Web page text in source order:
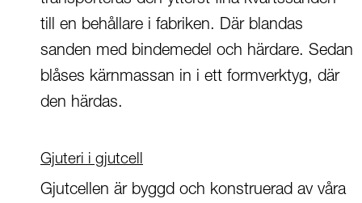
till en behållare i fabriken. Där blandas
sanden med bindemedel och härdare. Sedan
blåses kärnmassan in i ett formverktyg, där
den härdas.
Gjuteri i gjutcell
Gjutcellen är byggd och konstruerad av våra